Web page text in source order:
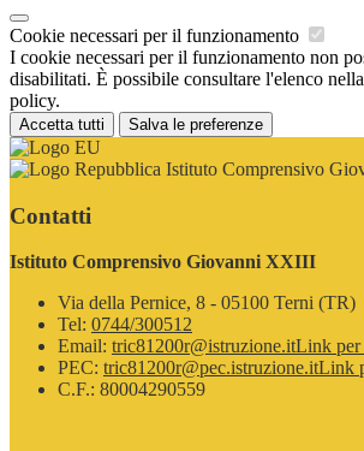
Cookie necessari per il funzionamento
I cookie necessari per il funzionamento non
disabilitati. È possibile consultare l'elenco
policy.
Accetta tutti Salva le preferenze
Istituto Comprensivo
Contatti
Istituto Comprensivo Giovanni XXIII
Via della Pernice, 8 - 05100 Terni (TR)
Tel: 0744/300512
Email: tric81200r@istruzione.itLink per
PEC: tric81200r@pec.istruzione.itLink
C.F.: 80004290559